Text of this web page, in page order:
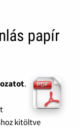
papír
.
kitöltve